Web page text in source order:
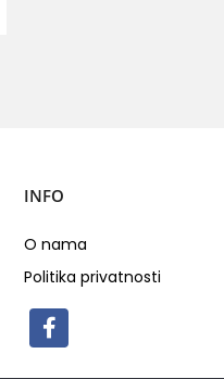
INFO
O nama
Politika privatnosti